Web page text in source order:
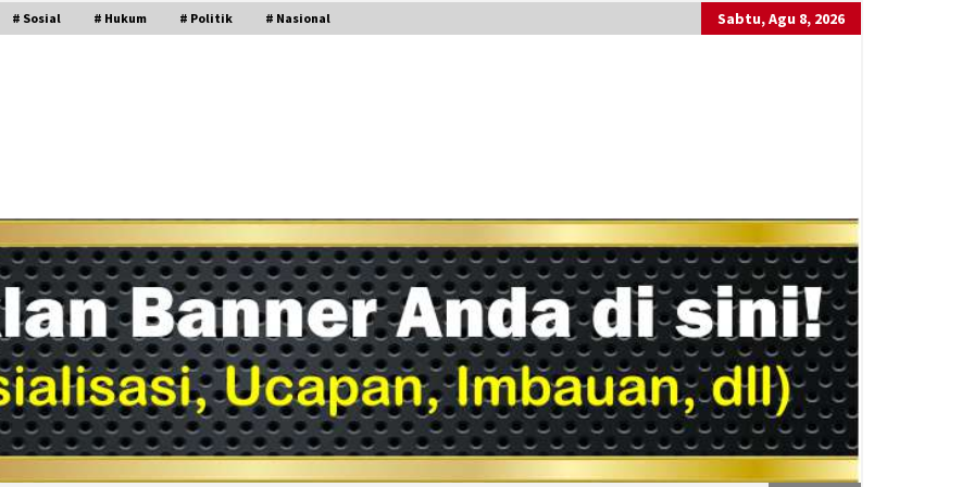
# Sosial # Hukum # Politik # Nasional Sabtu, Agu 8, 2026